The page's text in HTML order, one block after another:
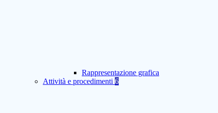
Rappresentazione grafica
Attività e procedimenti 6